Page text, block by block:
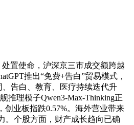
置使命，沪深京三市成交额跨越
推出“免费+告白”贸易模式，
告白、教育、医疗持续迭代升
推理模子Qwen3-Max-Thinking正
业板指跌0.57%。海外营业带来
。个股方面，财产成长趋向已确